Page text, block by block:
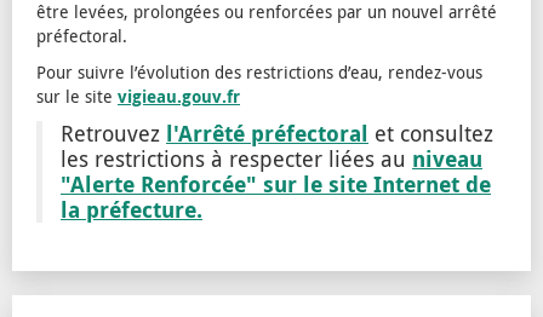
être levées, prolongées ou renforcées par un nouvel arrêté
préfectoral.
Pour suivre l’évolution des restrictions d’eau, rendez-vous
sur le site vigieau.gouv.fr
Retrouvez l'Arrêté préfectoral et consultez
les restrictions à respecter liées au niveau
"Alerte Renforcée" sur le site Internet de
la préfecture.